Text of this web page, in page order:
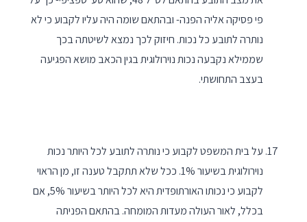
פי פסיקה אליה הפנה- ובהתאם שומה היה עליו לקבוע כי לא
נותרה לתובע כל נכות. חיזוק לכך נמצא לשיטתה בכך
שממילא נקבעה נכות נוירולוגית בגין הכאב מושא הפגיעה
בעצב התחושתי.
על בית המשפט לקבוע כי נותרה לתובע לכל היותר נכות
נוירולוגית בשיעור 1%. ככל שלא תתקבל טענה זו, מן הראוי
לקבוע כי נכותו האורתופדית היא לכל היותר בשיעור 5%, אם
בכלל, לאור העולה מעדות המומחה. בהתאם הפניתה